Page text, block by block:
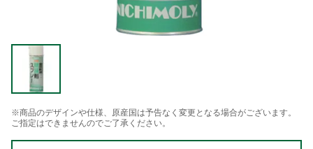
※商品のデザインや仕様、原産国は予告なく変更となる場合がございます。
ご指定はできませんのでご了承ください。